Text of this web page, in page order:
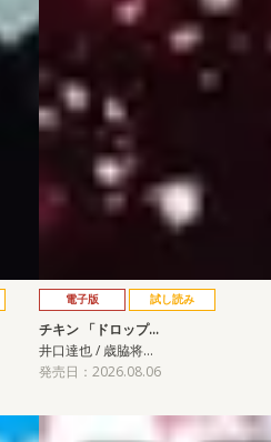
電子版 試し読み
チキン 「ドロップ…
井口達也 / 歳脇将…
発売日：2026.08.06